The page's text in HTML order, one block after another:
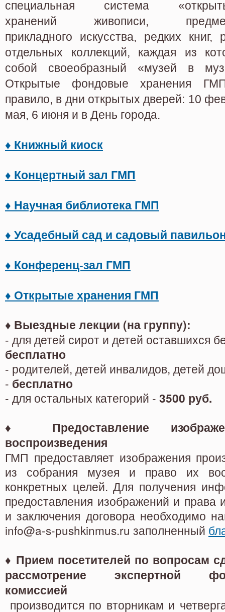
специальная система
хранений живописи,
прикладного искусства, редких книг,
отдельных коллекций, каждая из
собой своеобразный «музей в
Открытые фондовые хранения
правило, в дни открытых дверей: 10
мая, 6 июня и в День города.
♦ Книжный киоск
♦ Концертный зал ГМП
♦ Научная библиотека ГМП
♦ Усадебный сад и садовый
♦ Конференц-зал ГМП
♦ Открытые хранения ГМП
♦ Выездные лекции (на группу):
- для детей сирот и детей оставшихся
бесплатно
- родителей, детей инвалидов, детей
- бесплатно
- для остальных категорий - 3500 руб.
♦
Предоставление
воспроизведения
ГМП предоставляет изображения
из собрания музея и право их
конкретных целей. Для получения
предоставления изображений и права
и заключения договора необходимо
info@a-s-pushkinmus.ru заполненный
♦ Прием посетителей по вопросам
рассмотрение экспертной
комиссией
производится по вторникам и